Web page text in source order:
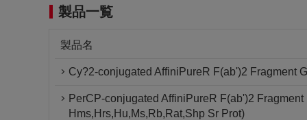
製品一覧
製品名
Cy?2-conjugated AffiniPureR F(ab')2 Fragment
PerCP-conjugated AffiniPureR F(ab')2
Hms,Hrs,Hu,Ms,Rb,Rat,Shp Sr Prot)